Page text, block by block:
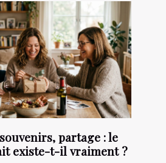
partage : le
existe-t-il vraiment ?